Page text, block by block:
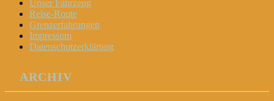
Unser Fahrzeug
Reise-Route
Grenzerfahrungen
Impressum
Datenschutzerklärung
ARCHIV